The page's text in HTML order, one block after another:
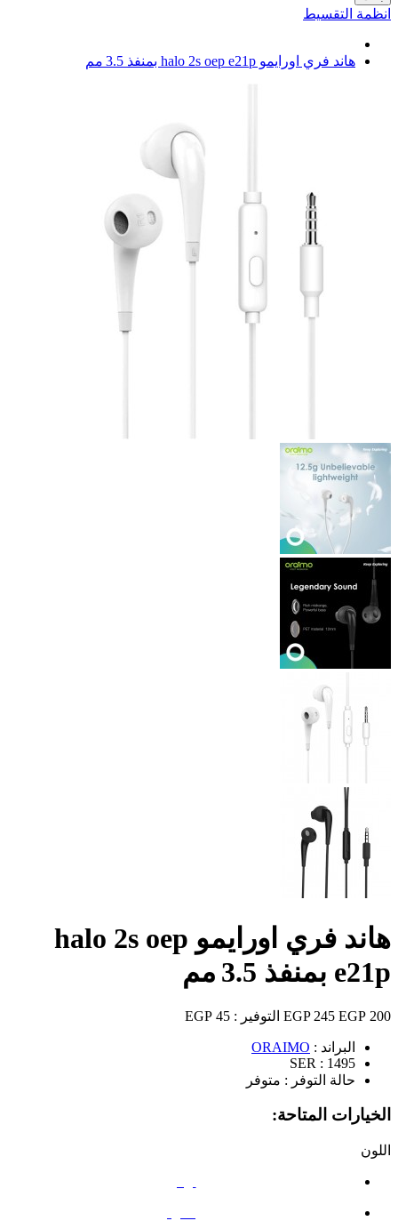
انظمة التقسيط
هاند فري اورايمو halo 2s oep e21p بمنفذ 3.5 مم
هاند فري اورايمو halo 2s oep
e21p بمنفذ 3.5 مم
200 EGP
245 EGP التوفير : 45 EGP
البراند : ORAIMO
SER : 1495
حالة التوفر : متوفر
الخيارات المتاحة:
اللون